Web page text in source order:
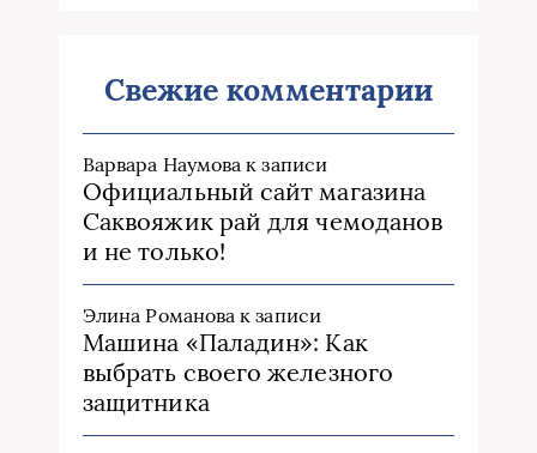
Свежие комментарии
Варвара Наумова к записи
Официальный сайт магазина
Саквояжик рай для чемоданов
и не только!
Элина Романова к записи
Машина «Паладин»: Как
выбрать своего железного
защитника